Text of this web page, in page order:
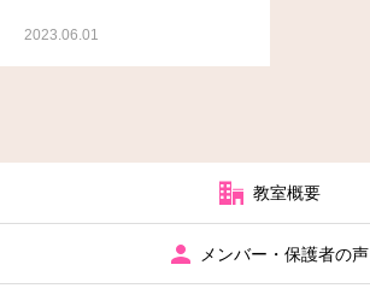
2023.06.01
教室概要
メンバー・保護者の声